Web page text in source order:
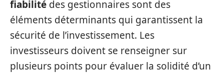
fiabilité des gestionnaires sont des
éléments déterminants qui garantissent la
sécurité de l’investissement. Les
investisseurs doivent se renseigner sur
plusieurs points pour évaluer la solidité d’un